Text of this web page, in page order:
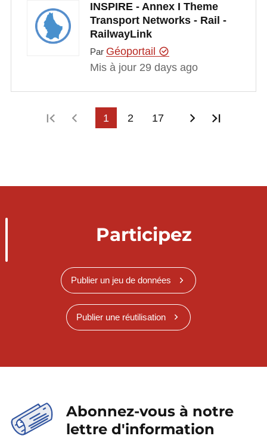
INSPIRE - Annex I Theme
Transport Networks - Rail -
RailwayLink
Par Géoportail
Mis à jour 29 days ago
Première page
Page précédente
1 2 17 Page
Participez
Publier un jeu de données
Publier une réutilisation
Abonnez-vous à notre
lettre d'information